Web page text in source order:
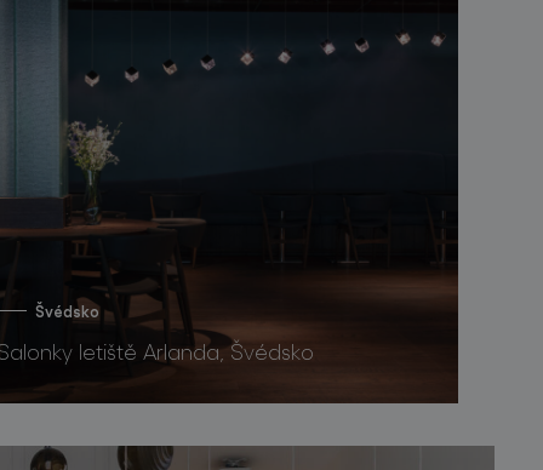
Švédsko
letiště Arlanda, Švédsko